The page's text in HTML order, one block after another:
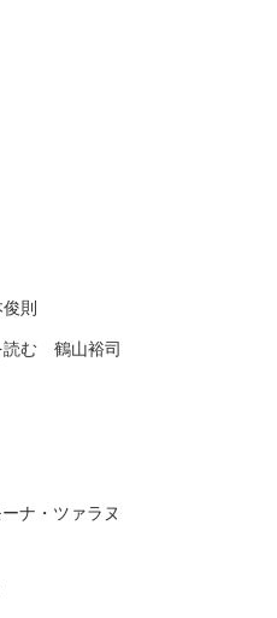
則
読む 鶴山裕司
ナ・ツァラヌ